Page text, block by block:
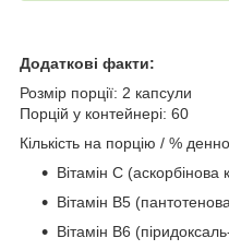
Додаткові факти:
Розмір порції: 2 капсули
Порцій у контейнері: 60
Кількість на порцію / %
Вітамін С
Вітамін B5
Вітамін B6